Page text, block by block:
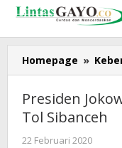
Lewati
konten
Homepage »
Presiden
Tol Sibanceh
22 Februari 2020